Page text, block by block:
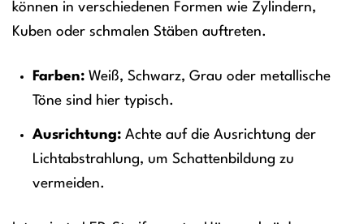
können in verschiedenen Formen wie Zylindern,
Kuben oder schmalen Stäben auftreten.
Farben:Weiß, Schwarz, Grau oder metallische
Töne sind hier typisch.
Ausrichtung:Achte auf die Ausrichtung der
Lichtabstrahlung, um Schattenbildung zu
vermeiden.